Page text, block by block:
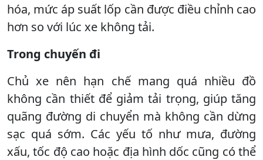
hóa, mức áp suất lốp cần được điều chỉnh cao
hơn so với lúc xe không tải.
Trong chuyến đi
Chủ xe nên hạn chế mang quá nhiều đồ
không cần thiết để giảm tải trọng, giúp tăng
quãng đường di chuyển mà không cần dừng
sạc quá sớm. Các yếu tố như mưa, đường
xấu, tốc độ cao hoặc địa hình dốc cũng có thể